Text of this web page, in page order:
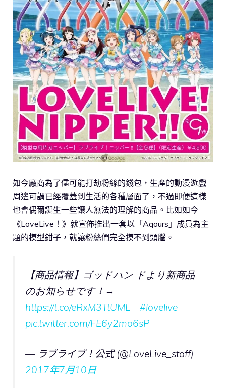
如今廠商為了儘可能打劫粉絲的錢包，生產的動漫遊戲
周邊可謂已經覆蓋到生活的各種層面了，不過即便這樣
也會偶爾誕生一些讓人無法的理解的商品。比如如今
《LoveLive！》就宣佈推出一套以「Aqours」成員為主
題的模型鉗子，就讓粉絲們完全摸不到頭腦。
【商品情報】ゴッドハン ドより新商品
のお知らせです！→
https://t.co/eRxM3TtUML
#lovelive
pic.twitter.com/FE6y2mo6sP
— ラブライブ！公式 (@LoveLive_staff)
2017年7月10日